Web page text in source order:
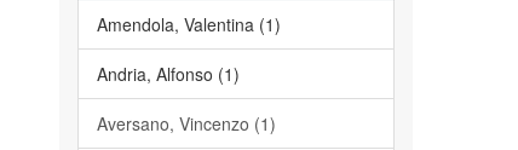
Amendola, Valentina (1)
Andria, Alfonso (1)
Aversano, Vincenzo (1)